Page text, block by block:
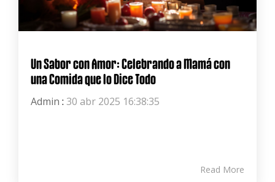
Un Sabor con Amor: Celebrando a Mamá con
una Comida que lo Dice Todo
Admin : 30 abr 2025 16:38:35
Read More